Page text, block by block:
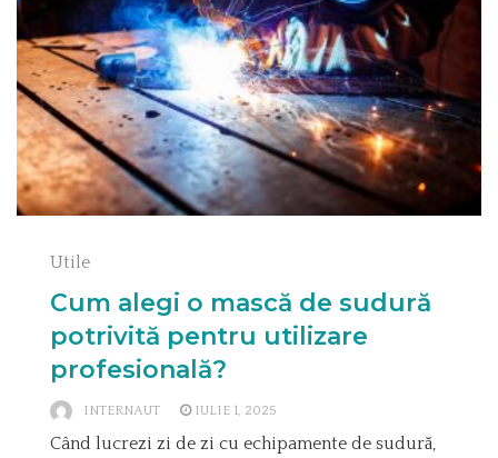
Utile
Cum alegi o mască de sudură
potrivită pentru utilizare
profesională?
INTERNAUT IULIE 1, 2025
Când lucrezi zi de zi cu echipamente de sudură,